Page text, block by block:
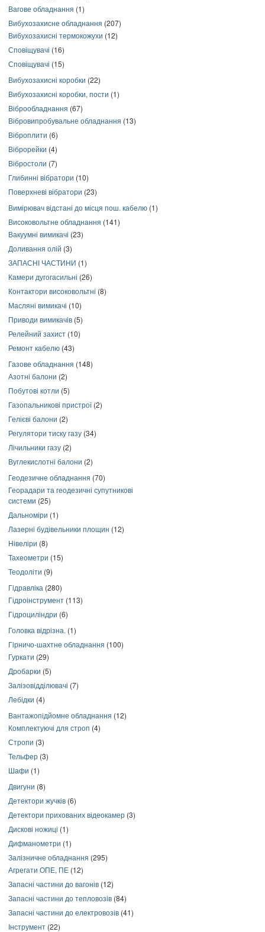
Вагове обладнання (1)
Вибухозахисне обладнання (207)
Вибухозахисні термокожухи (12)
Сповіщувачі (16)
Сповіщувачі (15)
Вибухозахисні коробки (22)
Вибухозахисні коробки, пости (1)
Віброобладнання (67)
Вібровипробувальне обладнання (13)
Віброплити (6)
Віброрейки (4)
Вібростоли (7)
Глибинні вібратори (10)
Поверхневі вібратори (23)
Вимірювач відстані до місця пош. кабелю (1)
Високовольтне обладнання (141)
Вакуумні вимикачі (23)
Доливання олій (3)
ЗАПАСНІ ЧАСТИНИ (1)
Камери дугогасильні (26)
Контактори високовольтні (8)
Масляні вимикачі (10)
Приводи вимикачів (5)
Релейний захист (10)
Ремонт кабелю (43)
Газове обладнання (148)
Азотні балони (2)
Побутові котли (5)
Газопальникові пристрої(2)
Гелієві балони (2)
Регулятори тиску газу (34)
Лічильники газу (2)
Вуглекислотні балони (2)
Геодезичне обладнання (70)
Георадари та геодезичні супутникові
системи (25)
Дальноміри (1)
Лазерні будівельники площин (12)
Нівеліри (8)
Тахеометри (15)
Теодоліти (9)
Гідравліка (280)
Гідроінструмент (113)
Гідроциліндри (6)
Головка відрізна. (1)
Гірничо-шахтне обладнання (100)
Гуркати (29)
Дробарки (5)
Залізовідділювачі (7)
Лебідки (4)
Вантажопідйомне обладнання (12)
Комплектуючі для строп (4)
Стропи (3)
Тельфер (3)
Шафи (1)
Двигуни (8)
Детектори жучків (6)
Детектори прихованих відеокамер (3)
Дискові ножиці (1)
Дифманометри (1)
Залізничне обладнання (295)
Агрегати ОПЕ, ПЕ (12)
Запасні частини до вагонів (12)
Запасні частини до тепловозів (84)
Запасні частини до електровозів (41)
Інструмент (22)